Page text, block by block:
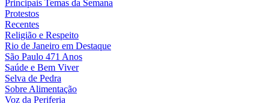
Principais Temas da Semana
Protestos
Recentes
Religião e Respeito
Rio de Janeiro em Destaque
São Paulo 471 Anos
Saúde e Bem Viver
Selva de Pedra
Sobre Alimentação
Voz da Periferia